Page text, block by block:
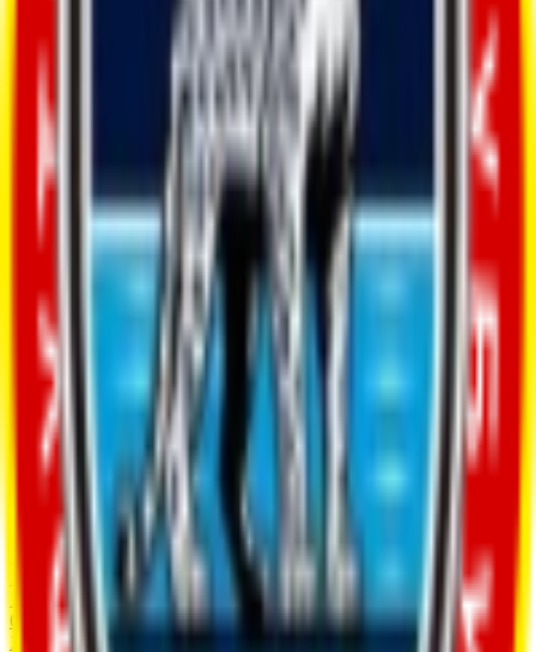
Não há dados disponíveis
Estatísticas do time
Shots On Goal
Saves
153
Classificação
Muras United
6